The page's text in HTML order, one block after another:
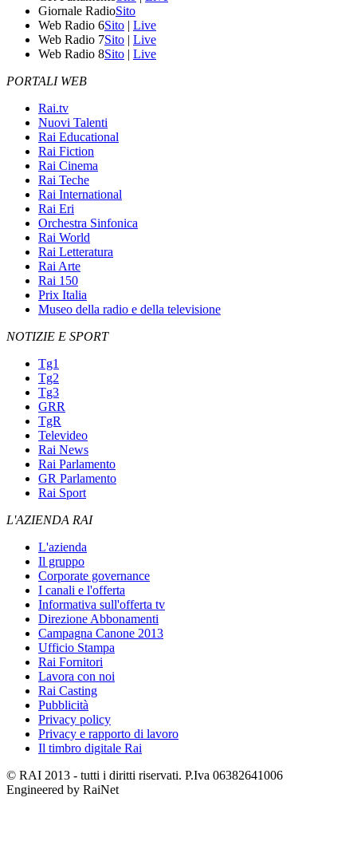
Giornale RadioSito
Web Radio 6Sito | Live
Web Radio 7Sito | Live
Web Radio 8Sito | Live
PORTALI WEB
Rai.tv
Nuovi Talenti
Rai Educational
Rai Fiction
Rai Cinema
Rai Teche
Rai International
Rai Eri
Orchestra Sinfonica
Rai World
Rai Letteratura
Rai Arte
Rai 150
Prix Italia
Museo della radio e della televisione
NOTIZIE E SPORT
Tg1
Tg2
Tg3
GRR
TgR
Televideo
Rai News
Rai Parlamento
GR Parlamento
Rai Sport
L'AZIENDA RAI
L'azienda
Il gruppo
Corporate governance
I canali e l'offerta
Informativa sull'offerta tv
Direzione Abbonamenti
Campagna Canone 2013
Ufficio Stampa
Rai Fornitori
Lavora con noi
Rai Casting
Pubblicità
Privacy policy
Privacy e rapporto di lavoro
Il timbro digitale Rai
© RAI 2013 - tutti i diritti riservati. P.Iva 06382641006
Engineered by RaiNet